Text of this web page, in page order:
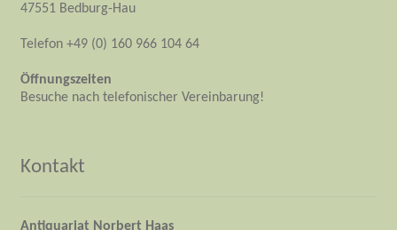
47551 Bedburg-Hau
Telefon +49 (0) 160 966 104 64
Öffnungszeiten
Besuche nach telefonischer Vereinbarung!
Kontakt
Antiquariat Norbert Haas